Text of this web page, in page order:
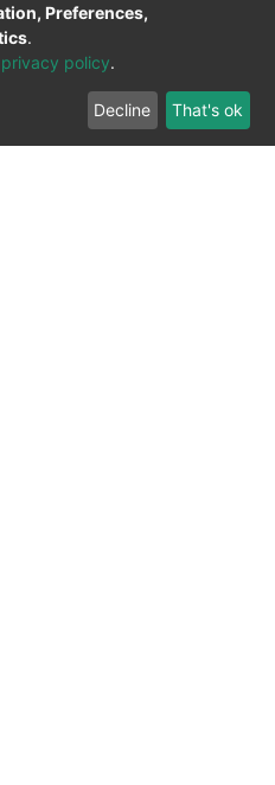
Preferences,
.
privacy policy.
Decline That's ok